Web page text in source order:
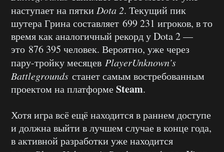
наступает на пятки Dota 2. Текущий пик
шутера Грина составляет 699 231 игроков, в то
время как аналогичный рекорд у Dota 2 —
это 876 395 человек. Вероятно, уже через
пару-тройку месяцев PlayerUnknown’s
Battlegrounds станет самым востребованным
проектом на платформеSteam.
Хотя игра всё ещё находится в раннем доступе
и должна выйти в лучшем случае в конце года,
в активной разработки уже находится